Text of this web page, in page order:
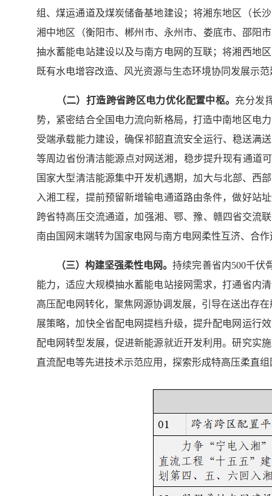
组、煤运通道及煤炭储备基地建设；将湘东地区（长
湘中地区（衡阳市、郴州市、永州市、娄底市、邵阳
抽水蓄能电站建设以及与南方电网的互联；将湘西地
既有水电增容改造、风光资源与生态环境协同发展示范
（二）打造跨省跨区电力优化配置中枢。 充分发
势，紧密结合全国电力流向新格局，打造中南地区电
受端承载能力建设，确保祁韶直流安全运行、稳送满
等周边省份清洁能源点对网送湘，稳步提升现有通道
国家大型清洁能源集中开发机遇期，加大与北部、西
入湘工程，提前预留新增输电通道路由条件，做好站
跨省特高压交流通道，加强湘、鄂、豫、赣四省交流
南由国网末端转为国家电网与南方电网柔性互济、合
（三）构建坚强柔性电网。持续完善省内500千伏
能力，适应大规模抽水蓄能电站接网需求，打通省内
高压配电网转化，聚焦网源协调发展，引导在送出存
展策略，加快全省配电网提档升级，提升配电网运行
配电网转型发展，促进新能源就近开发利用。研究实
直流配电等先进技术示范应用，探索形成特高压柔直